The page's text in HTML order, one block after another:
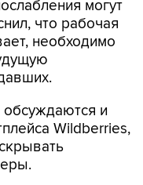
могут
что рабочая
необходимо
и
Wildberries,